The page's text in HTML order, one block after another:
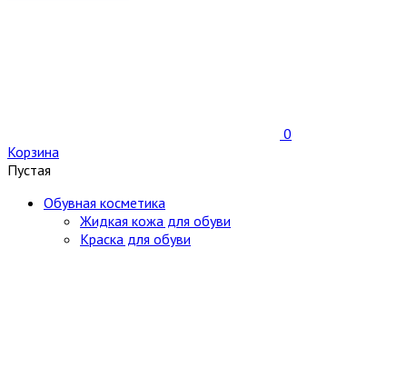
0
Корзина
Пустая
Обувная косметика
Жидкая кожа для обуви
Краска для обуви